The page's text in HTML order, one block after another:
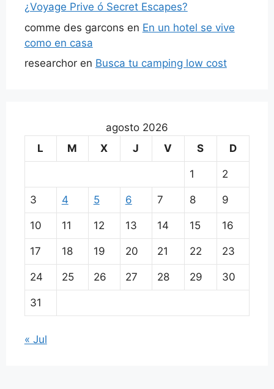
¿Voyage Prive ó Secret Escapes?
comme des garcons en En un hotel se vive
como en casa
researchoren Busca tu camping low cost
agosto 2026
L
M X J V S D
1 2
3 4 5 6 7 8 9
10 11 12 13 14 15 16
17 18 19 20 21 22 23
24 25 26 27 28 29 30
31
« Jul